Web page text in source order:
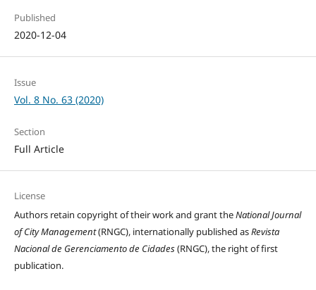
Published
2020-12-04
Issue
Vol. 8 No. 63 (2020)
Section
Full Article
License
Authors retain copyright of their work and grant theNational Journal
of City Management(RNGC), internationally published asRevista
Nacional de Gerenciamento de Cidades(RNGC), the right of first
publication.